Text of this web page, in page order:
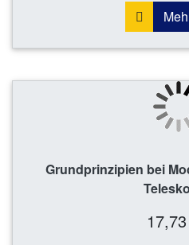
Grundprinzipien bei